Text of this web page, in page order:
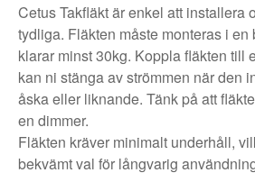
Cetus Takfläkt är enkel att installera
tydliga. Fläkten måste monteras i en
klarar minst 30kg. Koppla fläkten till
kan ni stänga av strömmen när den
åska eller liknande. Tänk på att
en dimmer.
Fläkten kräver minimalt underhåll,
bekvämt val för långvarig